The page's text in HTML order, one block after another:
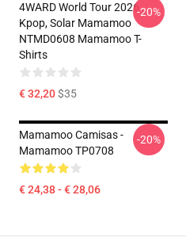
4WARD World Tour 2026
Kpop, Solar Mamamoo
NTMD0608 Mamamoo T-
Shirts
€ 32,20$35
-20%
Mamamoo Camisas -
Mamamoo TP0708
€ 24,38 - € 28,06
-20%